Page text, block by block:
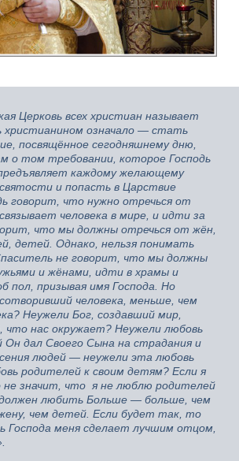
Церковь всех христиан называет
означало — стать
посвящённое сегодняшнему дню,
о том требовании, которое Господь
каждому желающему
и попасть в Царствие
говорит, что нужно отречься от
человека в мире, и идти за
что мы должны отречься от жён,
детей. Однако, нельзя понимать
не говорит, что мы должны
и жёнами, идти в храмы и
пол, призывая имя Господа. Но
человека, меньше, чем
Неужели Бог, создавший мир,
что нас окружает? Неужели любовь
Он дал Своего Сына на страдания и
людей — неужели эта любовь
родителей к своим детям? Если я
значит, что я не люблю родителей
должен любить Больше — больше, чем
чем детей. Если будет так, то
Господа меня сделает лучшим отцом,